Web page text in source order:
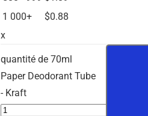
1 000+
$0.88
x
quantité de 70ml
Paper Deodorant Tube
- Kraft